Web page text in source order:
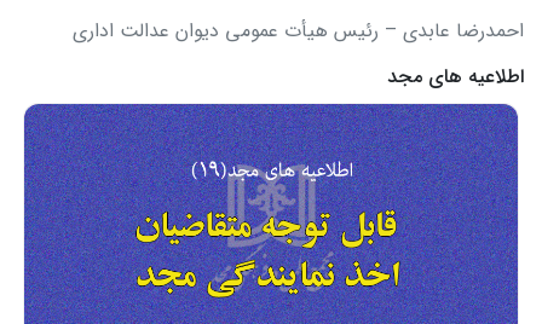
احمدرضا عابدی – رئیس هیأت عمومی دیوان عدالت اداری
اطلاعیه های مجد